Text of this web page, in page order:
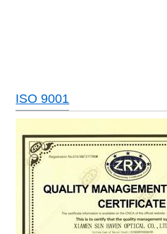
ISO 9001